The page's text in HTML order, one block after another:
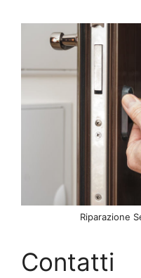
Riparazione
Contatti